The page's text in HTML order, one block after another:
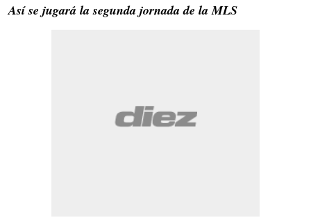
Así se jugará la segunda jornada de la MLS